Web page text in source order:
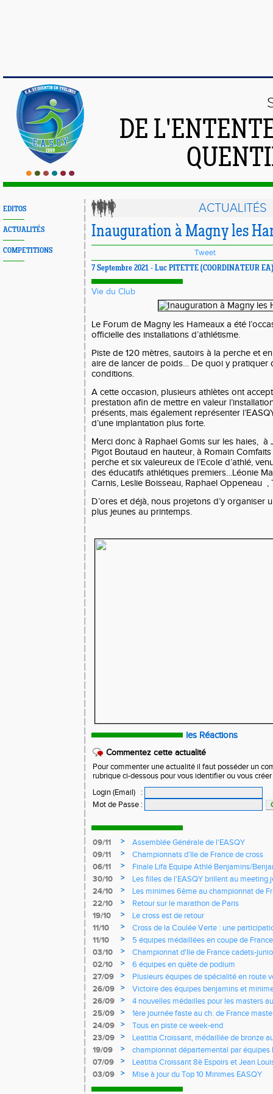
DE
EDITOS
ACTUALITÉS
COMPETITIONS
ACTUALITÉS
Inauguration à Magny les
Tweet
7 Septembre 2021 - Luc PITETTE (COORDINATEUR EA)
Vie du Club
Le Forum de Magny les Hameaux a été
officielle des installations d’athlétisme.
Piste de 120 mètres, sautoirs à la perche et
aire de lancer de poids… De quoi y pratiquer
conditions.
A cette occasion, plusieurs athlètes ont
prestation afin de mettre en valeur
présents, mais également représenter
d’une implantation plus forte.
Merci donc à Raphael Gomis sur les haies, à
Pigot Boutaud en hauteur, à Romain
perche et six valeureux de l’Ecole d’athlé,
des éducatifs athlétiques premiers…Léonie
Carnis, Leslie Boisseau, Raphael Oppeneau ,
D’ores et déjà, nous projetons d’y organiser
plus jeunes au printemps.
les Réactions
Commentez cette actualité
Pour commenter une actualité il faut posséder un
rubrique ci-dessous pour vous identifier ou vous
Login (Email)
:
Mot de Passe :
09/11 >
Assemblée Générale de l'EASQY
09/11
>
Championnats d’Ile de France de cross
06/11
>
Finale Lifa Equipe Athlé Benjamins/
30/10
>
Les filles de l'EASQY brillent au meeting
records du club battus
24/10 >
Les minimes 6ème au championnat de
22/10
>
Retour sur le marathon de Paris
19/10
>
Le cross est de retour
11/10
>
Cross de la Coulée Verte : une
Rendez-vous !
11/10 >
5 équipes médaillées en coupe de France
03/10
>
Championnat d'Ile de France cadets-
l'EASQY victorieuses
02/10 >
6 équipes en quête de podium
27/09
>
Plusieurs équipes de spécialité en route
France
26/09 >
Victoire des équipes benjamins et
Yvelines
26/09 >
4 nouvelles médailles pour les masters
25/09
>
1ère journée faste au ch. de France
d'argent
24/09 >
Tous en piste ce week-end
23/09
>
Leatitia Croissant, médaillée de bronze
de course de montagne
19/09 >
championnat départemental par
07/09
>
Leatitia Croissant 8è Espoirs et Jean
France de 10 km sur route
03/09 > Mise à jour du Top 10 Minimes EASQY